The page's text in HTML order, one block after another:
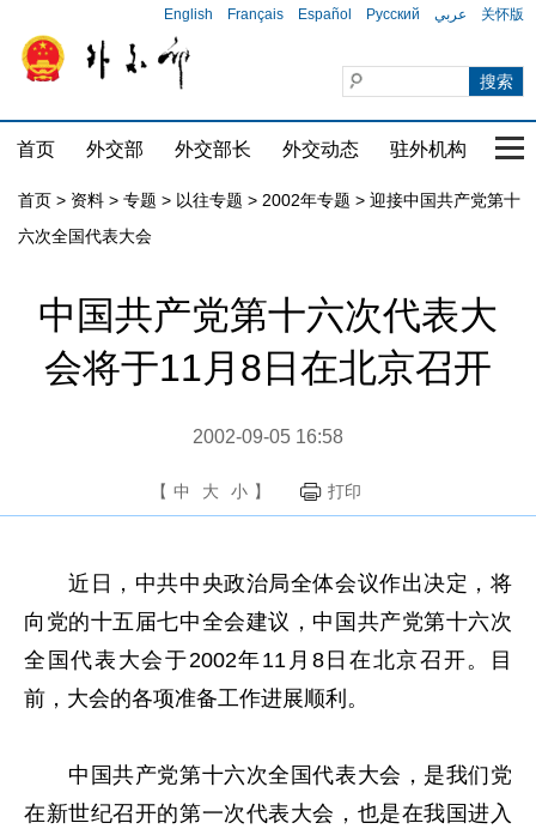
English Français Español Русский عربي 关怀版
首页 外交部 外交部长 外交动态 驻外机构 国
首页 > 资料 > 专题 > 以往专题 > 2002年专题 > 迎接中国共产党第十
六次全国代表大会
中国共产党第十六次代表大
会将于11月8日在北京召开
2002-09-05 16:58
【 中 大 小 】 打印
近日，中共中央政治局全体会议作出决定，将
向党的十五届七中全会建议，中国共产党第十六次
全国代表大会于2002年11月8日在北京召开。目
前，大会的各项准备工作进展顺利。
中国共产党第十六次全国代表大会，是我们党
在新世纪召开的第一次代表大会，也是在我国进入